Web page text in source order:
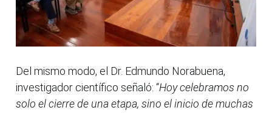
Del mismo modo, el Dr. Edmundo Norabuena,
investigador científico señaló: “Hoy celebramos no
solo el cierre de una etapa, sino el inicio de muchas